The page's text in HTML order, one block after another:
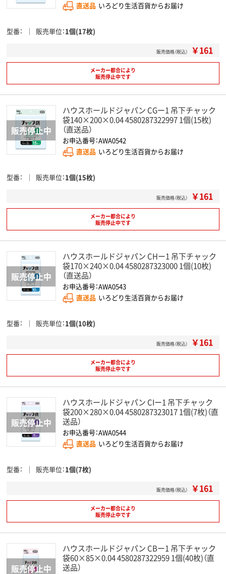
直送品 いろどり生活百貨からお届け
型番 販売単位 1個(17枚)
販売価格（税込） ￥161
メーカー都合により
販売停止中です
ハウスホールドジャパン CGー1 吊下チャック
袋140×200×0.04 4580287322997 1個(15枚)
（直送品）
お申込番号：AWA0542
直送品 いろどり生活百貨からお届け
型番 販売単位 1個(15枚)
販売価格（税込） ￥161
メーカー都合により
販売停止中です
ハウスホールドジャパン CHー1 吊下チャック
袋170×240×0.04 4580287323000 1個(10枚)
（直送品）
お申込番号：AWA0543
直送品 いろどり生活百貨からお届け
型番 販売単位 1個(10枚)
販売価格（税込） ￥161
メーカー都合により
販売停止中です
ハウスホールドジャパン CIー1 吊下チャック
袋200×280×0.04 4580287323017 1個(7枚)（直
送品）
お申込番号：AWA0544
直送品 いろどり生活百貨からお届け
型番 販売単位 1個(7枚)
販売価格（税込） ￥161
メーカー都合により
販売停止中です
ハウスホールドジャパン CBー1 吊下チャック
袋60×85×0.04 4580287322959 1個(40枚)（直
送品）